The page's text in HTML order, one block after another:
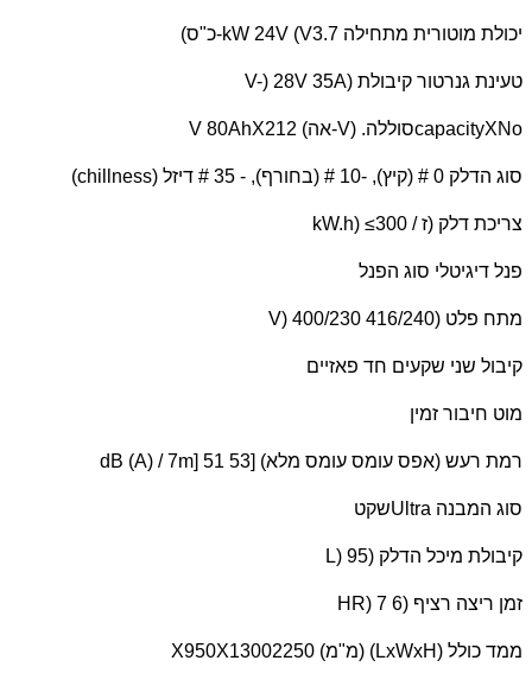
יכולת מוטורית מתחילה 3.7 kW 24V (V-כ"ס)
טעינת גנרטור קיבולת (V-) 28V 35A
capacityXNoסוללה. (V-אה) 12 V 80AhX2
סוג הדלק 0 # (קיץ), -10 # (בחורף), - 35 # דיזל ( chillness
)
צריכת דלק (ז / kW.h) ≤300
פנל דיגיטלי סוג הפנל
מתח פלט (V) 400/230 416/240
קיבול שני שקעים חד פאזיים
מוט חיבור זמין
רמת רעש (אפס עומס עומס מלא) [dB (A) / 7m] 51 53
סוג המבנה Ultraשקט
קיבולת מיכל הדלק (L) 95
זמן ריצה רציף (HR) 7 6
ממד כולל (LxWxH) (מ"מ) 2250 X950X1300